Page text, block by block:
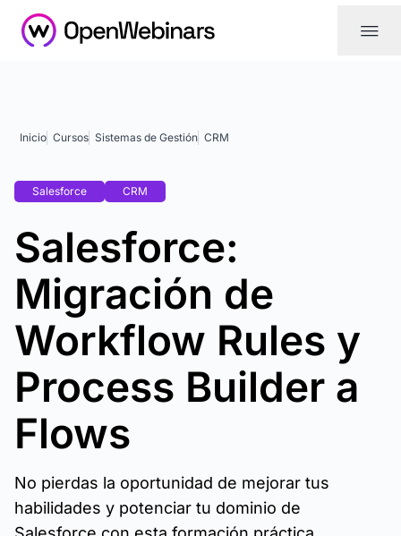
|||
Inicio Cursos Sistemas de Gestión CRM
Salesforce CRM
Salesforce:
Migración de
Workflow Rules y
Process Builder a
Flows
No pierdas la oportunidad de mejorar tus
habilidades y potenciar tu dominio de